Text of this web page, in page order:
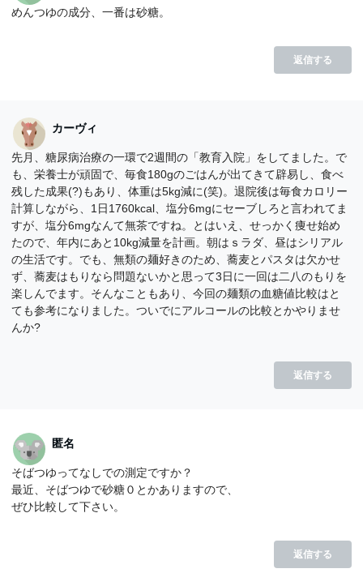
めんつゆの成分、一番は砂糖。
返信する
カーヴィ
先月、糖尿病治療の一環で2週間の「教育入院」をしてました。で
も、栄養士が頑固で、毎食180gのごはんが出てきて辟易し、食べ
残した成果(?)もあり、体重は5kg減に(笑)。退院後は毎食カロリー
計算しながら、1日1760kcal、塩分6mgにセーブしろと言われてま
すが、塩分6mgなんて無茶ですね。とはいえ、せっかく痩せ始め
たので、年内にあと10kg減量を計画。朝はｓラダ、昼はシリアル
の生活です。でも、無類の麺好きのため、蕎麦とパスタは欠かせ
ず、蕎麦はもりなら問題ないかと思って3日に一回は二八のもりを
楽しんでます。そんなこともあり、今回の麺類の血糖値比較はと
ても参考になりました。ついでにアルコールの比較とかやりませ
んか?
返信する
匿名
そばつゆってなしでの測定ですか？
最近、そばつゆで砂糖０とかありますので、
ぜひ比較して下さい。
返信する